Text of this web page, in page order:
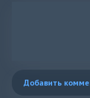
Добавить